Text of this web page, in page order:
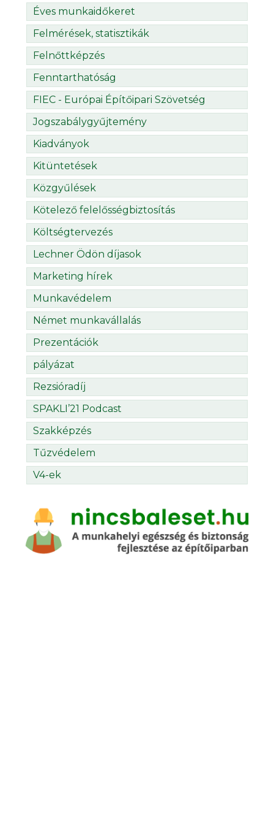
Éves munkaidőkeret
Felmérések, statisztikák
Felnőttképzés
Fenntarthatóság
FIEC - Európai Építőipari Szövetség
Jogszabálygyűjtemény
Kiadványok
Kitüntetések
Közgyűlések
Kötelező felelősségbiztosítás
Költségtervezés
Lechner Ödön díjasok
Marketing hírek
Munkavédelem
Német munkavállalás
Prezentációk
pályázat
Rezsióradíj
SPAKLI’21 Podcast
Szakképzés
Tűzvédelem
V4-ek